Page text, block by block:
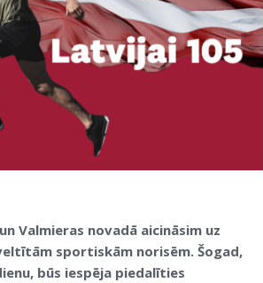
Valmieras novadā aicināsim uz
sportiskām norisēm. Šogad,
būs iespēja piedalīties